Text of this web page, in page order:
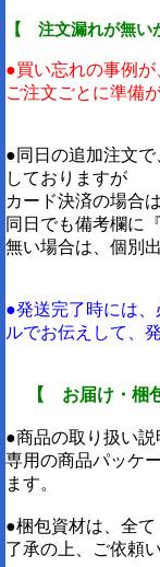
【 注文漏れが無い
●買い忘れの事例が
ご注文ごとに準備
●同日の追加注文
しておりますが
カード決済の場合
同日でも備考欄に
無い場合は、個別
●発送完了時には
ルでお伝えして、
【 お届け・梱
●商品の取り扱い説
専用の商品パッケ
ます。
●梱包資材は、全
了承の上、ご依頼